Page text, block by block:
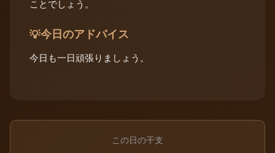
ことでしょう。
💡今日のアドバイス
今日も一日頑張りましょう。
この日の干支